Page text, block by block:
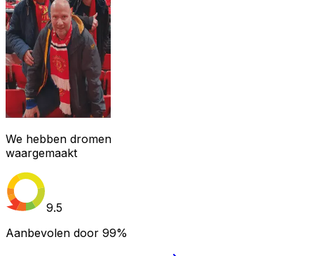
We hebben dromen
waargemaakt
9.5
Aanbevolen door 99%